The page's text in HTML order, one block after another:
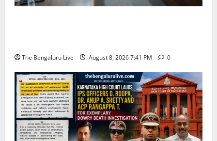
The Bengaluru Live August 8, 2026 7:41 PM 0